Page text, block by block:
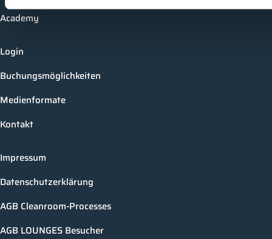
Academy
Login
Buchungsmöglichkeiten
Medienformate
Kontakt
Impressum
Datenschutzerklärung
AGB Cleanroom-Processes
AGB LOUNGES Besucher